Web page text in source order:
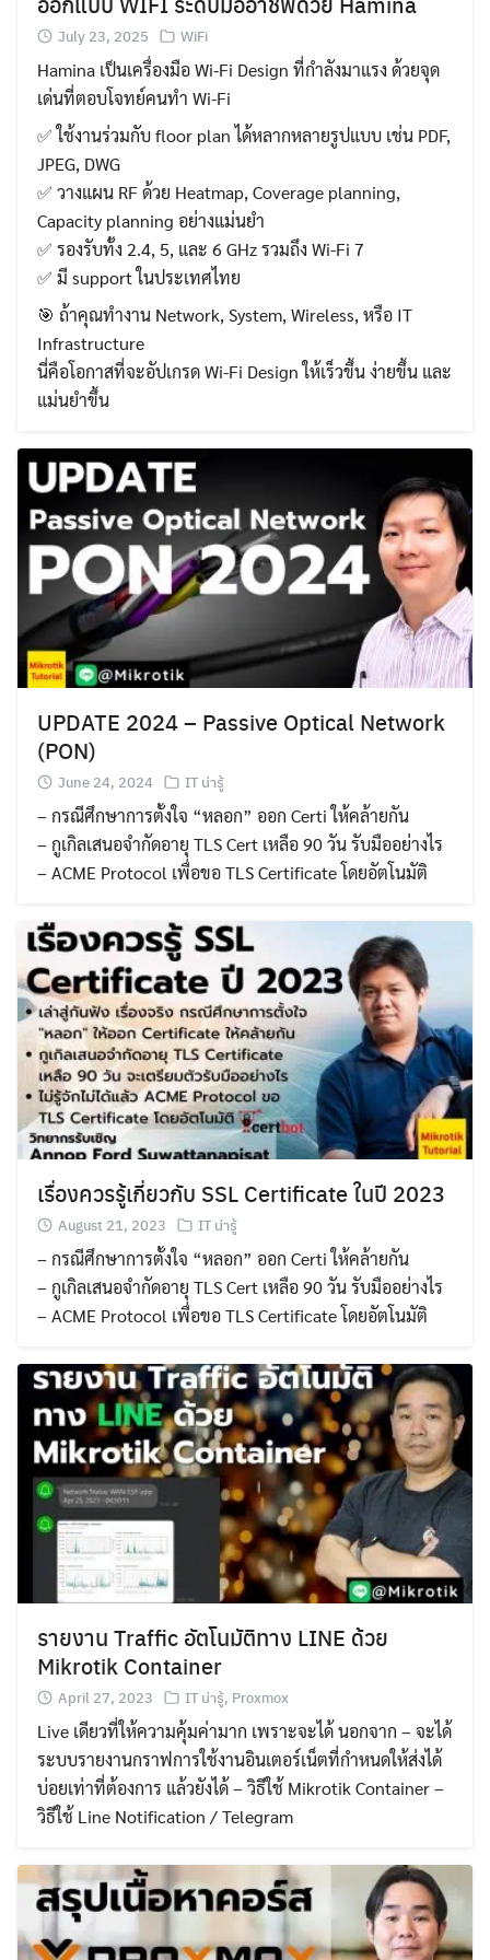
July 23, 2025 WiFi
Hamina เป็นเครื่องมือ Wi-Fi Design ที่กำลังมาแรง ด้วยจุด
เด่นที่ตอบโจทย์คนทำ Wi-Fi
✅ ใช้งานร่วมกับ floor plan ได้หลากหลายรูปแบบ เช่น PDF,
JPEG, DWG
✅ วางแผน RF ด้วย Heatmap, Coverage planning,
Capacity planning อย่างแม่นยำ
✅ รองรับทั้ง 2.4, 5, และ 6 GHz รวมถึง Wi-Fi 7
✅ มี support ในประเทศไทย
🎯 ถ้าคุณทำงาน Network, System, Wireless, หรือ IT
Infrastructure
นี่คือโอกาสที่จะอัปเกรด Wi-Fi Design ให้เร็วขึ้น ง่ายขึ้น และ
แม่นยำขึ้น
UPDATE 2024 – Passive Optical Network
(PON)
June 24, 2024 IT น่ารู้
– กรณีศึกษาการตั้งใจ “หลอก” ออก Certi ให้คล้ายกัน
– กูเกิลเสนอจำกัดอายุ TLS Cert เหลือ 90 วัน รับมืออย่างไร
– ACME Protocol เพื่อขอ TLS Certificate โดยอัตโนมัติ
เรื่องควรรู้เกี่ยวกับ SSL Certificate ในปี 2023
August 21, 2023 IT น่ารู้
– กรณีศึกษาการตั้งใจ “หลอก” ออก Certi ให้คล้ายกัน
– กูเกิลเสนอจำกัดอายุ TLS Cert เหลือ 90 วัน รับมืออย่างไร
– ACME Protocol เพื่อขอ TLS Certificate โดยอัตโนมัติ
รายงาน Traffic อัตโนมัติทาง LINE ด้วย
Mikrotik Container
April 27, 2023 IT น่ารู้, Proxmox
Live เดียวที่ให้ความคุ้มค่ามาก เพราะจะได้ นอกจาก – จะได้
ระบบรายงานกราฟการใช้งานอินเตอร์เน็ตที่กำหนดให้ส่งได้
บ่อยเท่าที่ต้องการ แล้วยังได้ – วิธีใช้ Mikrotik Container –
วิธีใช้ Line Notification / Telegram